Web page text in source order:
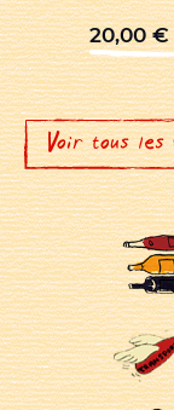
20,00€
Voir tous les